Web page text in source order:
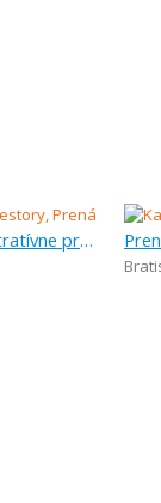
Prenájom, kancelárie, administratívne priestory, 142 m